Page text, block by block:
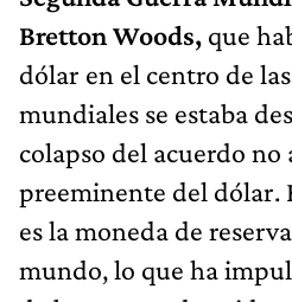
Bretton Woods, que
dólar en el centro de
mundiales se estaba
colapso del acuerdo no
preeminente del dólar.
es la moneda de
mundo, lo que ha